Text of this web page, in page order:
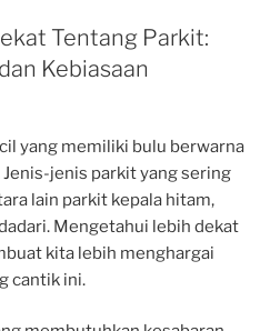
Tentang Parkit:
Kebiasaan
yang memiliki bulu berwarna
jenis parkit yang sering
lain parkit kepala hitam,
Mengetahui lebih dekat
kita lebih menghargai
cantik ini.